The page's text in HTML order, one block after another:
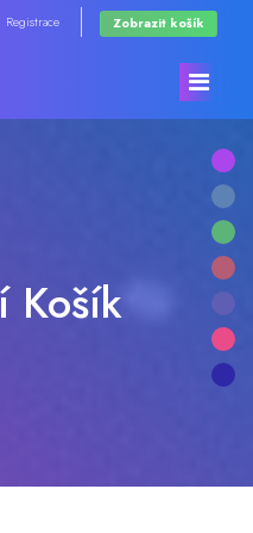
Registrace Zobrazit košík
Košík